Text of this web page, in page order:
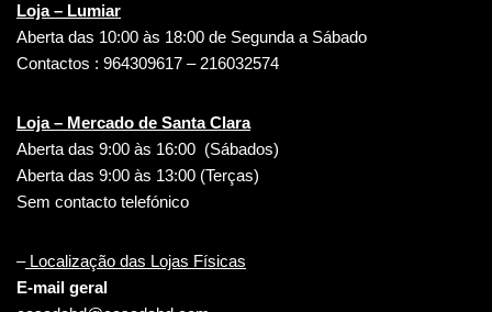
Loja – Lumiar
Aberta das 10:00 às 18:00 de Segunda a Sábado
Contactos : 964309617 – 216032574
Loja – Mercado de Santa Clara
Aberta das 9:00 às 16:00 (Sábados)
Aberta das 9:00 às 13:00 (Terças)
Sem contacto telefónico
–Localização das Lojas Físicas
E-mail geral